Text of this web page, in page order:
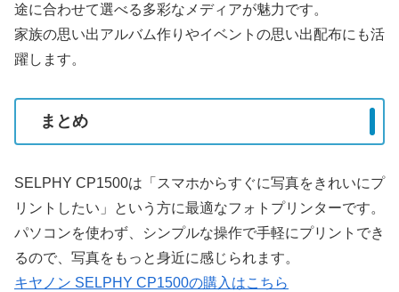
途に合わせて選べる多彩なメディアが魅力です。
家族の思い出アルバム作りやイベントの思い出配布にも活
躍します。
まとめ
SELPHY CP1500は「スマホからすぐに写真をきれいにプ
リントしたい」という方に最適なフォトプリンターです。
パソコンを使わず、シンプルな操作で手軽にプリントでき
るので、写真をもっと身近に感じられます。
キヤノン SELPHY CP1500の購入はこちら